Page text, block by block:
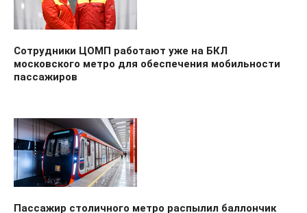
Сотрудники ЦОМП работают уже на БКЛ
московского метро для обеспечения мобильности
пассажиров
Пассажир столичного метро распылил баллончик